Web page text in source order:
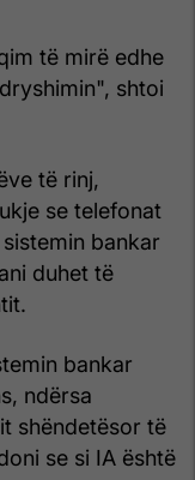
të mirë edhe
shtoi
të rinj,
se telefonat
bankar
duhet të
bankar
ndërsa
shëndetësor të
se si IA është